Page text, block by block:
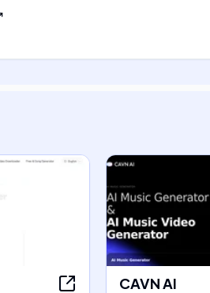
CAVN AI